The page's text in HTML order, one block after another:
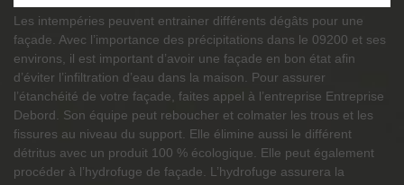
Les intempéries peuvent entrainer différents dégâts pour une
façade. Avec l’importance des précipitations dans le 09200 et ses
environs, il est important d’avoir une façade en bon état afin
d’éviter l’infiltration d’eau dans la maison. Pour assurer
l’étanchéité de votre façade, faites appel à l’entreprise Entreprise
Debord. Son équipe peut reboucher et colmater les trous et les
fissures au niveau du support. Elle élimine aussi le différent
détritus avec un produit 100 % écologique. Elle peut également
procéder à l’hydrofuge de façade. L’hydrofuge assurera la